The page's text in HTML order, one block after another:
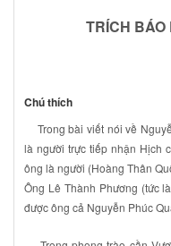
TRÍCH BÁO
Chú thích
Trong bài viết nói về
là người trực tiếp nhận Hịch
ông là người (Hoàng Thân
Ông Lê Thành Phương (tức
được ông cả Nguyễn Phúc